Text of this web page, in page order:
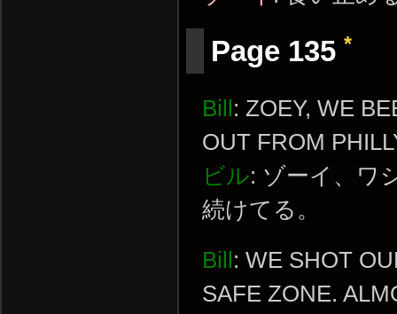
Page 135 *
Bill : ZOEY, WE
OUT FROM
ビル: ゾーイ、ワ
続けてる。
Bill : WE SHOT
SAFE ZONE.